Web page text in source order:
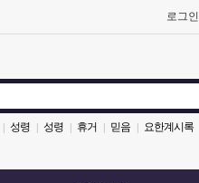
로그인
성령 성령 휴거 믿음 요한계시록